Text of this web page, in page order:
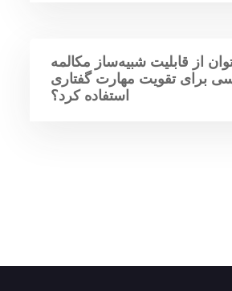
از قابلیت شبیه‌ساز مکالمه
برای تقویت مهارت گفتاری
استفاده کرد؟